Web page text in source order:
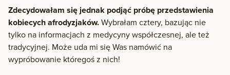
Zdecydowałam się jednak podjąć próbę przedstawienia
kobiecych afrodyzjaków.Wybrałam cztery, bazując nie
tylko na informacjach z medycyny współczesnej, ale też
tradycyjnej. Może uda mi się Was namówić na
wypróbowanie któregoś z nich!